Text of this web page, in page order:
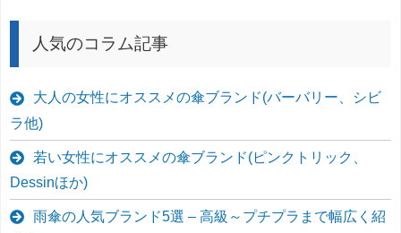
人気のコラム記事
大人の女性にオススメの傘ブランド(バーバリー、シビ
ラ他)
若い女性にオススメの傘ブランド(ピンクトリック、
Dessinほか)
雨傘の人気ブランド5選 – 高級～プチプラまで幅広く紹